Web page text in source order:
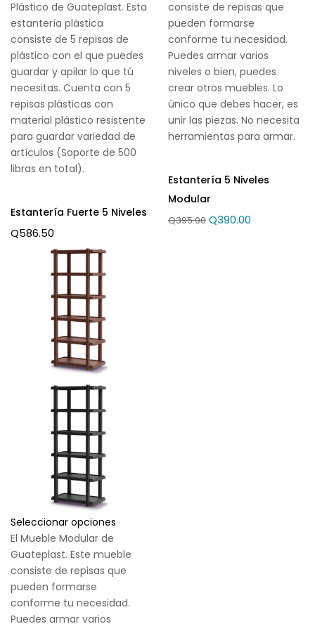
Plástico de Guateplast. Esta
estantería plástica
consiste de 5 repisas de
plástico con el que puedes
guardar y apilar lo que tú
necesitas. Cuenta con 5
repisas plásticas con
material plástico resistente
para guardar variedad de
artículos (Soporte de 500
libras en total).
Estantería Fuerte 5 Niveles
Q586.50
consiste de repisas que
pueden formarse
conforme tu necesidad.
Puedes armar varios
niveles o bien, puedes
crear otros muebles. Lo
único que debes hacer, es
unir las piezas. No necesita
herramientas para armar.
Estantería 5 Niveles
Modular
Q395.00 Q390.00
Seleccionar opciones
El Mueble Modular de
Guateplast. Este mueble
consiste de repisas que
pueden formarse
conforme tu necesidad.
Puedes armar varios